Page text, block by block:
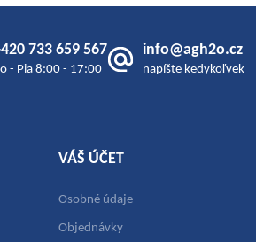
733 659 567
- Pia 8:00 - 17:00
info@agh2o.cz
napíšte kedykoľvek
VÁŠ ÚČET
Osobné údaje
Objednávky